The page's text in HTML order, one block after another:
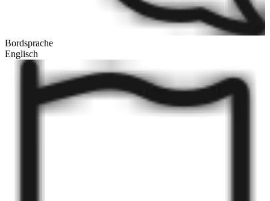
Bordsprache
Englisch